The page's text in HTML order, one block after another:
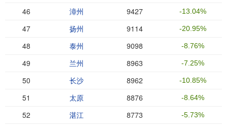
46 漳州 9427 -13.04%
47 扬州 9114 -20.95%
48 泰州 9098 -8.76%
49 兰州 8963 -7.25%
50 长沙 8962 -10.85%
51 太原 8876 -8.64%
52 湛江 8773 -5.73%